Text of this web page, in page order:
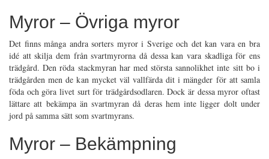
Myror – Övriga myror
Det finns många andra sorters myror i Sverige och det kan vara en bra
idé att skilja dem från svartmyrorna då dessa kan vara skadliga för ens
trädgård. Den röda stackmyran har med största sannolikhet inte sitt bo i
trädgården men de kan mycket väl vallfärda dit i mängder för att samla
föda och göra livet surt för trädgårdsodlaren. Dock är dessa myror oftast
lättare att bekämpa än svartmyran då deras hem inte ligger dolt under
jord på samma sätt som svartmyrans.
Myror – Bekämpning